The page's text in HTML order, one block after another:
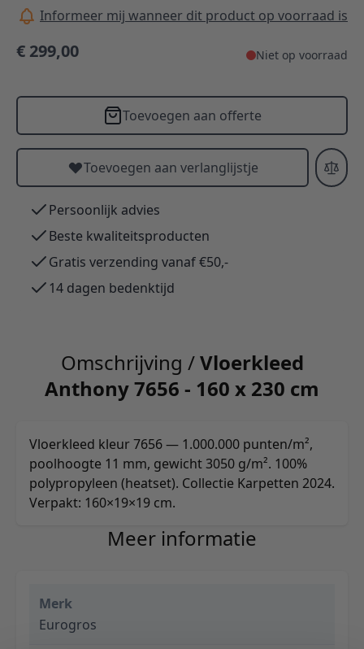
Informeer mij wanneer dit product op voorraad is
€ 299,00 Niet op voorraad
Toevoegen aan offerte
Toevoegen aan verlanglijstje
Persoonlijk advies
Beste kwaliteitsproducten
Gratis verzending vanaf €50,-
14 dagen bedenktijd
Omschrijving /Vloerkleed
Anthony 7656 - 160 x 230 cm
Vloerkleed kleur 7656 — 1.000.000 punten/m²,
poolhoogte 11 mm, gewicht 3050 g/m². 100%
polypropyleen (heatset). Collectie Karpetten 2024.
Verpakt: 160×19×19 cm.
Meer informatie
Merk
Eurogros